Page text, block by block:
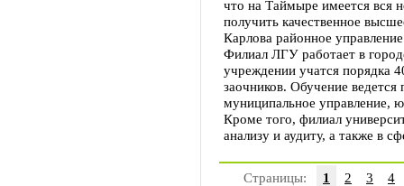
что на Таймыре имеется вся
получить качественное
Карлова районное
Филиал ЛГУ работает в
учреждении учатся порядка
заочников. Обучение ведется
муниципальное управление,
Кроме того, филиал
анализу и аудиту, а также в
Страницы: 1 2 3 4